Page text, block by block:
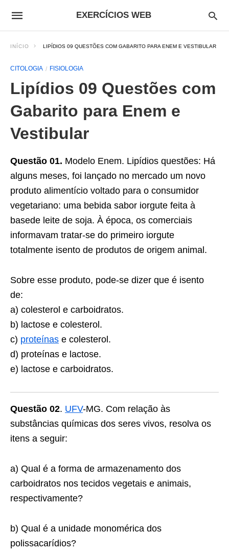
EXERCÍCIOS WEB
INÍCIO LIPÍDIOS 09 QUESTÕES COM GABARITO PARA ENEM E VESTIBULAR
CITOLOGIA FISIOLOGIA
Lipídios 09 Questões com
Gabarito para Enem e
Vestibular
Questão 01. Modelo Enem. Lipídios questões: Há
alguns meses, foi lançado no mercado um novo
produto alimentício voltado para o consumidor
vegetariano: uma bebida sabor iorgute feita à
basede leite de soja. À época, os comerciais
informavam tratar-se do primeiro iorgute
totalmente isento de produtos de origem animal.
Sobre esse produto, pode-se dizer que é isento
de:
a) colesterol e carboidratos.
b) lactose e colesterol.
c) proteínas e colesterol.
d) proteínas e lactose.
e) lactose e carboidratos.
Questão 02. UFV-MG. Com relação às
substâncias químicas dos seres vivos, resolva os
itens a seguir:
a) Qual é a forma de armazenamento dos
carboidratos nos tecidos vegetais e animais,
respectivamente?
b) Qual é a unidade monomérica dos
polissacarídios?